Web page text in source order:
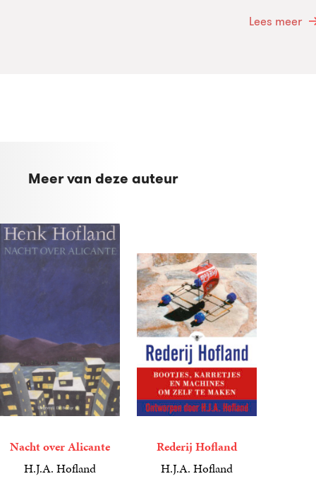
Lees meer
Meer van deze auteur
Nacht over Alicante
H.J.A. Hofland
Rederij Hofland
H.J.A. Hofland